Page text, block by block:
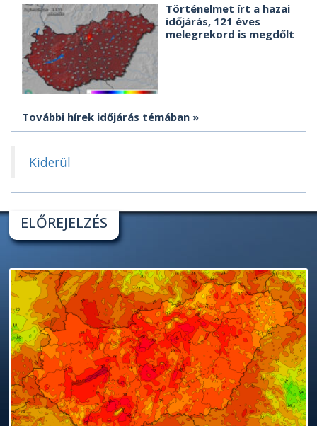
Történelmet írt a hazai
időjárás, 121 éves
melegrekord is megdőlt
További hírek időjárás témában
Kiderül
ELŐREJELZÉS